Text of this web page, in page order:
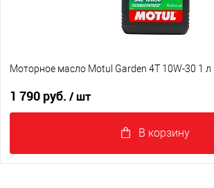
Моторное масло Motul Garden 4T 10W-30 1 л
1 790 руб. / шт
В корзину